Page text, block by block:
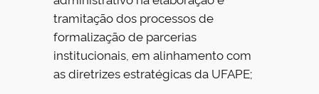
tramitação dos processos de
formalização de parcerias
institucionais, em alinhamento com
as diretrizes estratégicas da UFAPE;